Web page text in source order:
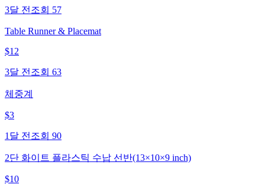
3달 전 조회 57
Table Runner & Placemat
$12
3달 전 조회 63
체중계
$3
1달 전 조회 90
2단 화이트 플라스틱 수납 선반(13×10×9 inch)
$10